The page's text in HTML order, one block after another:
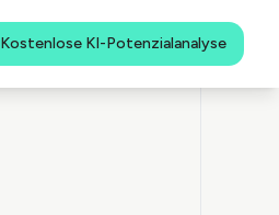
Kostenlose KI-Potenzialanalyse